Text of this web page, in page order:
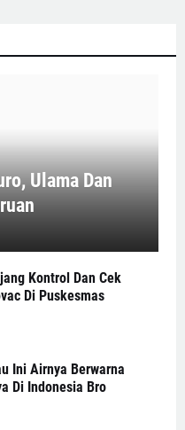
Ulama Dan
Kontrol Dan Cek
Di Puskesmas
Ini Airnya Berwarna
Di Indonesia Bro